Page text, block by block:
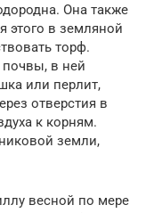
Она также
этого в земляной
торф.
в ней
или перлит,
отверстия в
к корням.
земли,
весной по мере